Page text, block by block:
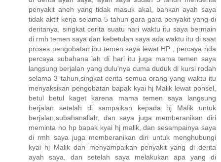
penyakit aneh yang tidak masuk akal, bahkan ayah saya
tidak aktif kerja selama 5 tahun gara gara penyakit yang di
deritanya, singkat cerita suatu hari waktu itu saya bermain
di rmh temen saya dan kebetulan saya ada waktu itu di saat
proses pengobatan ibu temen saya lewat HP , percaya nda
percaya subahana lah di hari itu juga mama temen saya
langsung berjalan yang dulu'nya cuma duduk di kursi rodah
selama 3 tahun,singkat cerita semua orang yang waktu itu
menyaksikan pengobatan bapak kyai hj Malik lewat ponsel,
betul betul kaget karena mama temen saya langsung
berjalan setelah di sampaikan kepada hj Malik untuk
berjalan,subahanallah, dan saya juga memberanikan diri
meminta no hp bapak kyai hj malik, dan sesampainya saya
di rmh saya juga memberanikan diri untuk menghubungi
kyai hj Malik dan menyampaikan penyakit yang di derita
ayah saya, dan setelah saya melakukan apa yang di